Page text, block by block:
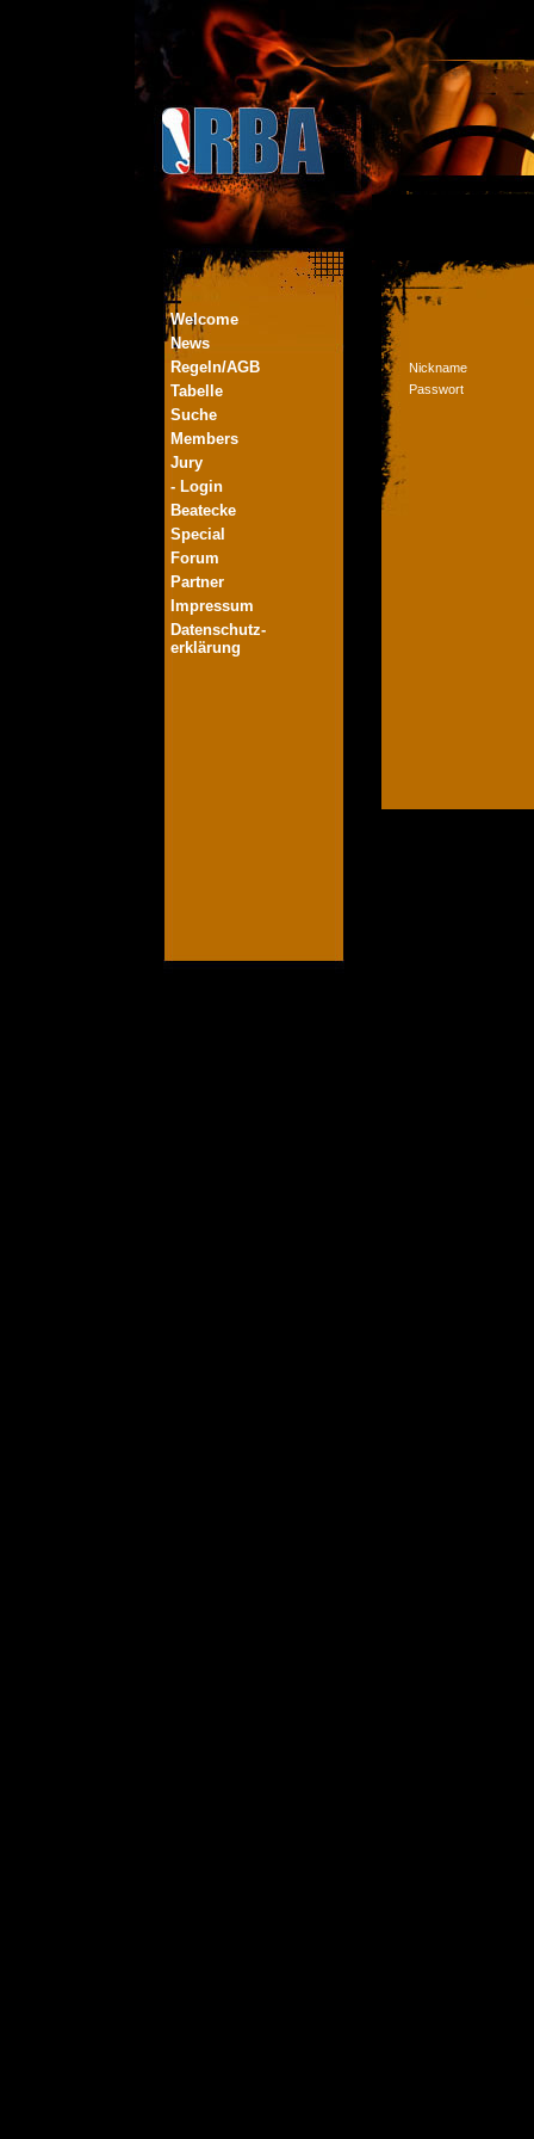
Welcome
News
Regeln/AGB
Tabelle
Suche
Members
Jury
- Login
Beatecke
Special
Forum
Partner
Impressum
Datenschutz-
erklärung
Nickname
Passwort